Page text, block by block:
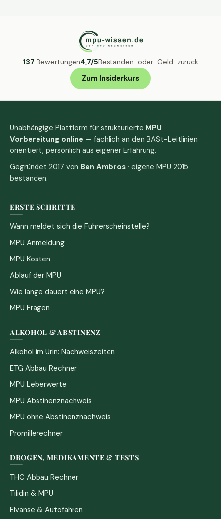
137 Bewertungen4,7/5Bestanden-oder-Geld-zurück
Zum Insiderkurs
Unabhängige Plattform für strukturierte MPU
Vorbereitung online — fachlich an den BASt-Leitlinien
orientiert, persönlich aus eigener Erfahrung.
Gegründet 2017 von Ben Ambros · eigene MPU 2015
bestanden.
ERSTE SCHRITTE
Wann meldet sich die Führerscheinstelle?
MPU Anmeldung
MPU Kosten
Ablauf der MPU
Wie lange dauert eine MPU?
MPU Fragen
ALKOHOL & ABSTINENZ
Alkohol im Urin: Nachweiszeiten
ETG Abbau Rechner
MPU Leberwerte
MPU Abstinenznachweis
MPU ohne Abstinenznachweis
Promillerechner
DROGEN, MEDIKAMENTE & TESTS
THC Abbau Rechner
Tilidin & MPU
Elvanse & Autofahren